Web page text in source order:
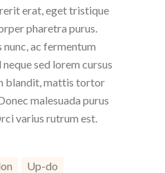
erat, eget tristique
pharetra purus.
ac fermentum
sed lorem cursus
blandit, mattis tortor
malesuada purus
varius rutrum est.
Up-do